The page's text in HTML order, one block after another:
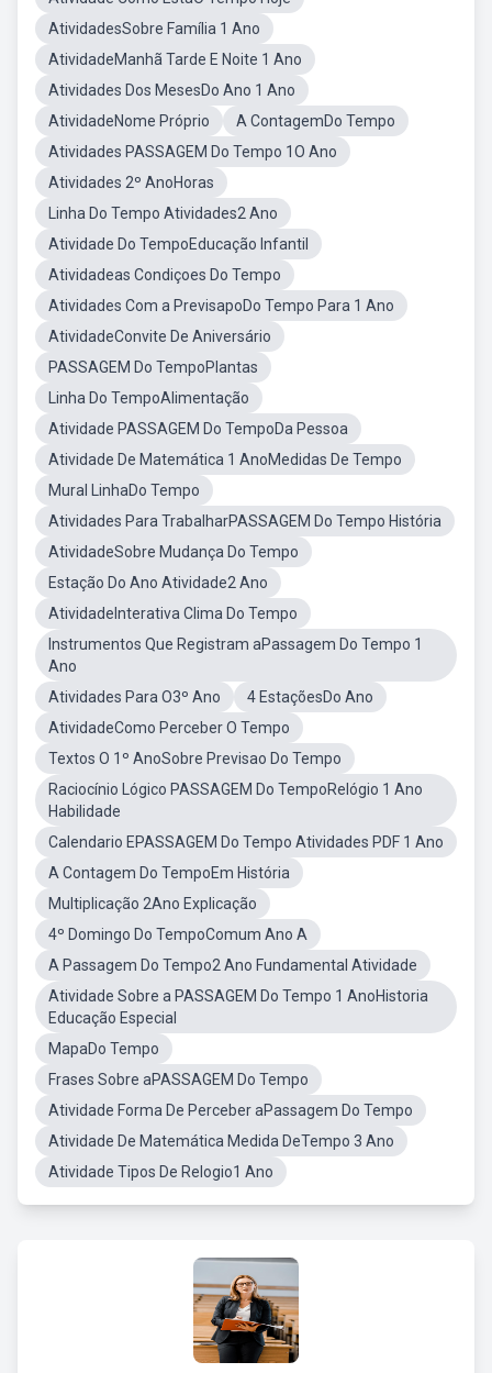
AtividadesSobre Família 1 Ano
AtividadeManhã Tarde E Noite 1 Ano
Atividades Dos MesesDo Ano 1 Ano
AtividadeNome Próprio
A ContagemDo Tempo
Atividades PASSAGEM Do Tempo 1O Ano
Atividades 2º AnoHoras
Linha Do Tempo Atividades2 Ano
Atividade Do TempoEducação Infantil
Atividadeas Condiçoes Do Tempo
Atividades Com a PrevisapoDo Tempo Para 1 Ano
AtividadeConvite De Aniversário
PASSAGEM Do TempoPlantas
Linha Do TempoAlimentação
Atividade PASSAGEM Do TempoDa Pessoa
Atividade De Matemática 1 AnoMedidas De Tempo
Mural LinhaDo Tempo
Atividades Para TrabalharPASSAGEM Do Tempo História
AtividadeSobre Mudança Do Tempo
Estação Do Ano Atividade2 Ano
AtividadeInterativa Clima Do Tempo
Instrumentos Que Registram aPassagem Do Tempo 1
Ano
Atividades Para O3º Ano
4 EstaçõesDo Ano
AtividadeComo Perceber O Tempo
Textos O 1º AnoSobre Previsao Do Tempo
Raciocínio Lógico PASSAGEM Do TempoRelógio 1 Ano
Habilidade
Calendario EPASSAGEM Do Tempo Atividades PDF 1 Ano
A Contagem Do TempoEm História
Multiplicação 2Ano Explicação
4º Domingo Do TempoComum Ano A
A Passagem Do Tempo2 Ano Fundamental Atividade
Atividade Sobre a PASSAGEM Do Tempo 1 AnoHistoria
Educação Especial
MapaDo Tempo
Frases Sobre aPASSAGEM Do Tempo
Atividade Forma De Perceber aPassagem Do Tempo
Atividade De Matemática Medida DeTempo 3 Ano
Atividade Tipos De Relogio1 Ano